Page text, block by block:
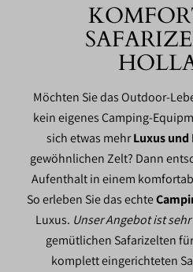
Möchten Sie das Outdoor-
kein eigenes Camping-
sich etwas mehrLuxus
gewöhnlichen Zelt? Dann
Aufenthalt in einem
So erleben Sie das echte
Luxus. Unser Angebot ist
gemütlichen Safarizelten
komplett eingerichteten